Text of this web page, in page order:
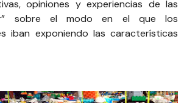
opiniones y experiencias de las
sobre el modo en el que los
iban exponiendo las características